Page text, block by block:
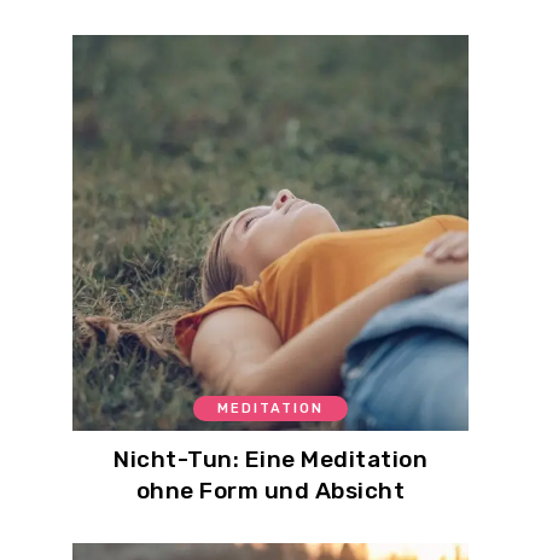
MEDITATION
Nicht-Tun: Eine Meditation
ohne Form und Absicht